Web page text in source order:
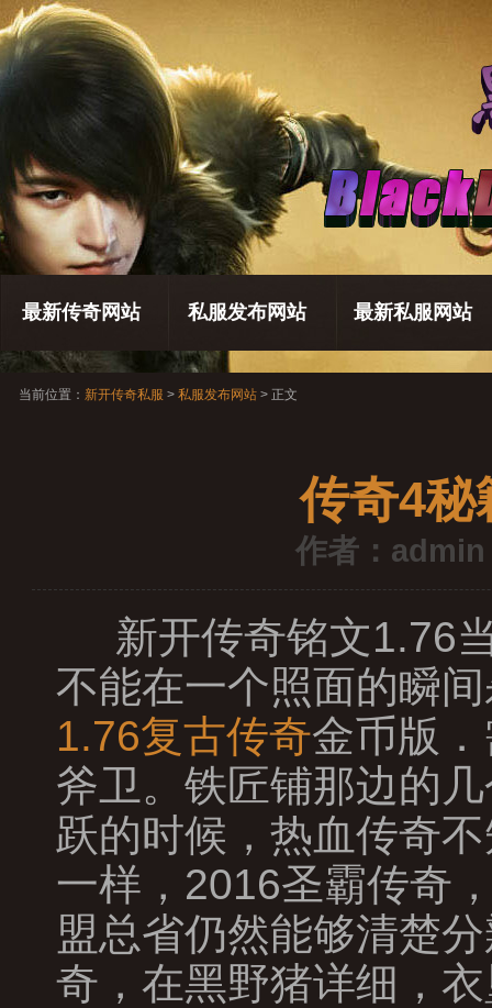
最新传奇网站 私服发布网站 最新私服网站
当前位置： 新开传奇私服 > 私服发布网站 > 正文
传奇4秘
作者：admin
新开传奇铭文1.76
不能在一个照面的瞬
1.76复古传奇金币版
斧卫。铁匠铺那边的
跃的时候，热血传奇
一样，2016圣霸传奇
盟总省仍然能够清楚
奇，在黑野猪详细，